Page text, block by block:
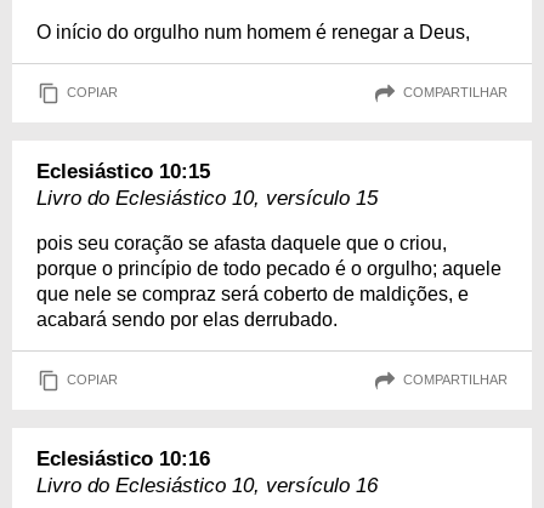
O início do orgulho num homem é renegar a Deus,
COPIAR COMPARTILHAR
Eclesiástico 10:15
Livro do Eclesiástico 10, versículo 15
pois seu coração se afasta daquele que o criou,
porque o princípio de todo pecado é o orgulho; aquele
que nele se compraz será coberto de maldições, e
acabará sendo por elas derrubado.
COPIAR COMPARTILHAR
Eclesiástico 10:16
Livro do Eclesiástico 10, versículo 16